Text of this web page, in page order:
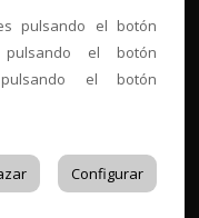
pulsando el botón
el botón
el botón
Configurar